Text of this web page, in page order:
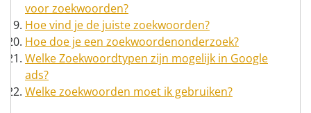
voor zoekwoorden?
Hoe vind je de juiste zoekwoorden?
Hoe doe je een zoekwoordenonderzoek?
Welke Zoekwoordtypen zijn mogelijk in Google
ads?
Welke zoekwoorden moet ik gebruiken?